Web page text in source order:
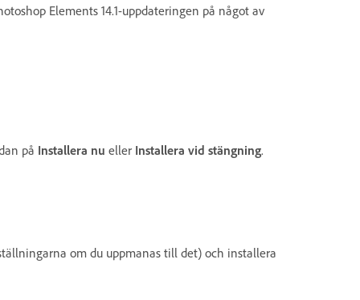
Elements 14.1-uppdateringen på något av
på Installera nu eller Installera vid stängning.
om du uppmanas till det) och installera